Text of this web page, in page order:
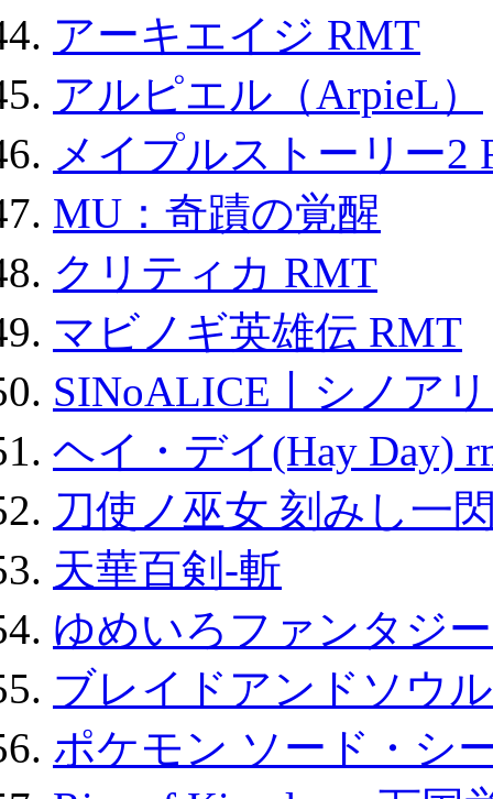
アーキエイジ RMT
アルピエル（ArpieL）
メイプルストーリー2
MU：奇蹟の覚醒
クリティカ RMT
マビノギ英雄伝 RMT
SINoALICE丨シノア
ヘイ・デイ(Hay Day)
刀使ノ巫女 刻みし一
天華百剣-斬
ゆめいろファンタジ
ブレイドアンドソウ
ポケモン ソード・シ